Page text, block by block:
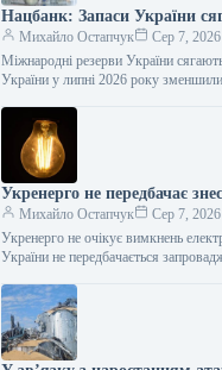
Нацбанк: Запаси України
Михайло Остапчук
Сер 7, 2026
Міжнародні резерви України
України у липні 2026 року
Укренерго не передбачає
Михайло Остапчук
Сер 7, 2026
Укренерго не очікує вимкнень
України не передбачається